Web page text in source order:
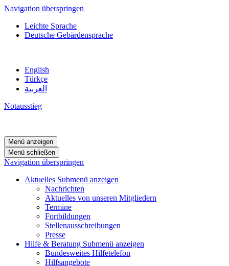
Navigation überspringen
Leichte Sprache
Deutsche Gebärdensprache
English
Türkçe
العربية
Notausstieg
Menü anzeigen
Menü schließen
Navigation überspringen
Aktuelles Submenü anzeigen
Nachrichten
Aktuelles von unseren Mitgliedern
Termine
Fortbildungen
Stellenausschreibungen
Presse
Hilfe & Beratung Submenü anzeigen
Bundesweites Hilfetelefon
Hilfsangebote